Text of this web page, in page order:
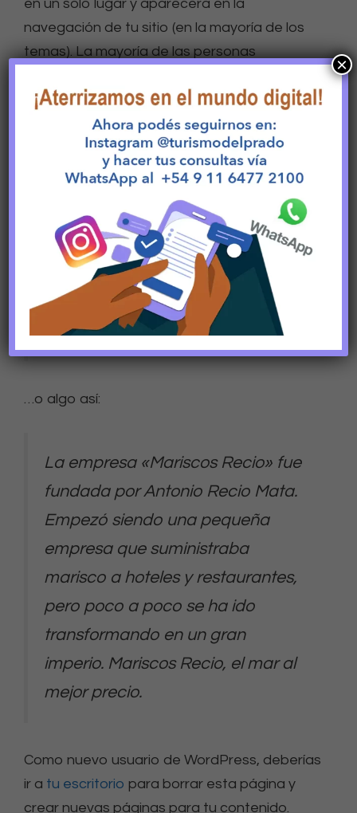
en un solo lugar y aparecerá en la
navegación de tu sitio (en la mayoría de los
temas). La mayoría de las personas
les presenta a los visitantes potenciales del
sitio. Podrías decir algo así:
¡Bienvenido! Soy camarero de día,
aspirante a actor de noche y esta
es mi web. Vivo en Mairena del
Alcor, tengo un perro que se llama
Firulais y me gusta el rebujito. (Y
las tardes largas con café).
…o algo así:
La empresa «Mariscos Recio» fue
fundada por Antonio Recio Mata.
Empezó siendo una pequeña
empresa que suministraba
marisco a hoteles y restaurantes,
pero poco a poco se ha ido
transformando en un gran
imperio. Mariscos Recio, el mar al
mejor precio.
Como nuevo usuario de WordPress, deberías
ir a tu escritorio para borrar esta página y
crear nuevas páginas para tu contenido.
×